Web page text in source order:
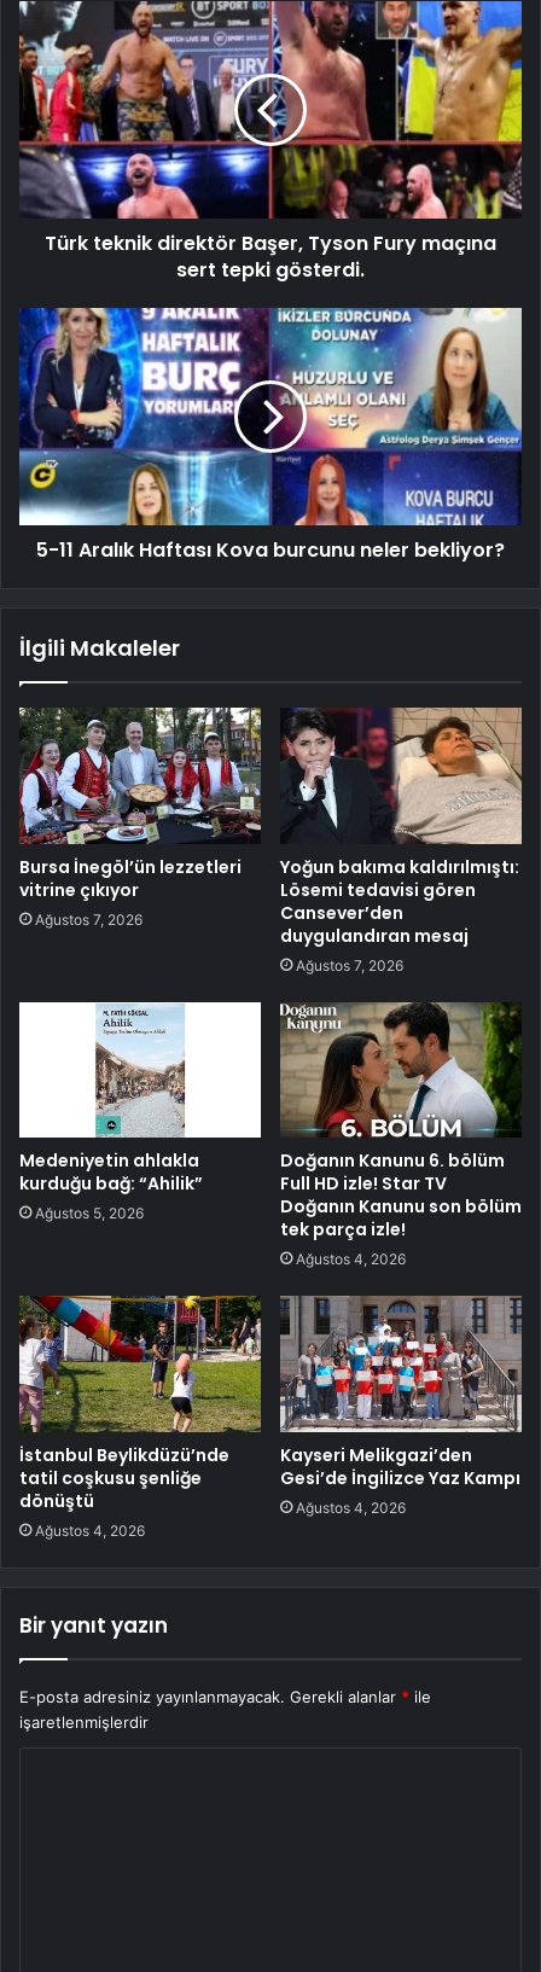
Türk teknik direktör Başer, Tyson Fury maçına
sert tepki gösterdi.
5-11 Aralık Haftası Kova burcunu neler bekliyor?
İlgili Makaleler
Bursa İnegöl’ün lezzetleri
vitrine çıkıyor
Ağustos 7, 2026
Yoğun bakıma kaldırılmıştı:
Lösemi tedavisi gören
Cansever’den
duygulandıran mesaj
Ağustos 7, 2026
Medeniyetin ahlakla
kurduğu bağ: “Ahilik”
Ağustos 5, 2026
Doğanın Kanunu 6. bölüm
Full HD izle! Star TV
Doğanın Kanunu son bölüm
tek parça izle!
Ağustos 4, 2026
İstanbul Beylikdüzü’nde
tatil coşkusu şenliğe
dönüştü
Ağustos 4, 2026
Kayseri Melikgazi’den
Gesi’de İngilizce Yaz Kampı
Ağustos 4, 2026
Bir yanıt yazın
E-posta adresiniz yayınlanmayacak. Gerekli alanlar * ile
işaretlenmişlerdir